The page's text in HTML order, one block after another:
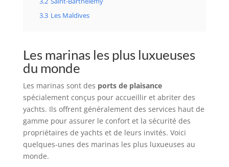
3.3 Les Maldives
Les marinas les plus luxueuses
du monde
Les marinas sont des ports de plaisance
spécialement conçus pour accueillir et abriter des
yachts. Ils offrent généralement des services haut de
gamme pour assurer le confort et la sécurité des
propriétaires de yachts et de leurs invités. Voici
quelques-unes des marinas les plus luxueuses au
monde.